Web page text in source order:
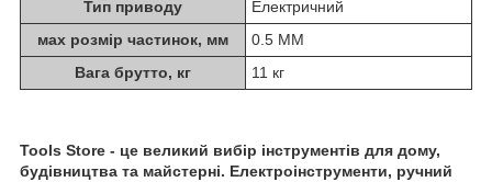
Тип приводу
Електричний
мах розмір частинок, мм
0.5 MM
Вага брутто, кг
11 кг
Tools Store - це великий вибір інструментів для дому,
будівництва та майстерні. Електроінструменти, ручний